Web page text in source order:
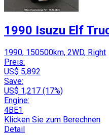
1990 Isuzu Elf
1990, 150500km, 2WD, Right
Preis:
US$ 5,892
Save:
US$ 1,217 (17%)
Engine:
4BE1
Klicken Sie zum Berechnen
Detail